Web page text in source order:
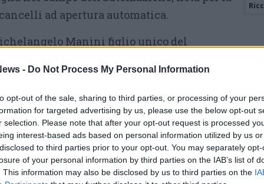
- Do Not Process My Personal Information
opt-out of the sale, sharing to third parties, or processing of your
for targeted advertising by us, please use the below opt-out
selection. Please note that after your opt-out request is processed
interest-based ads based on personal information utilized by us
to third parties prior to your opt-out. You may separately
of your personal information by third parties on the IAB’s list of
This information may also be disclosed by us to third parties on the
ad apertura automatica.
Manini figlio unico del
muore ad appena 50 anni, single e
dell’azienda di famiglia
Da quel momento il gruppo è ripartito
centro la valorizzazione della persona, il
start up del territorio, l’investimento
Non come un lusso ma come principale
oggi anche di ripartenza.